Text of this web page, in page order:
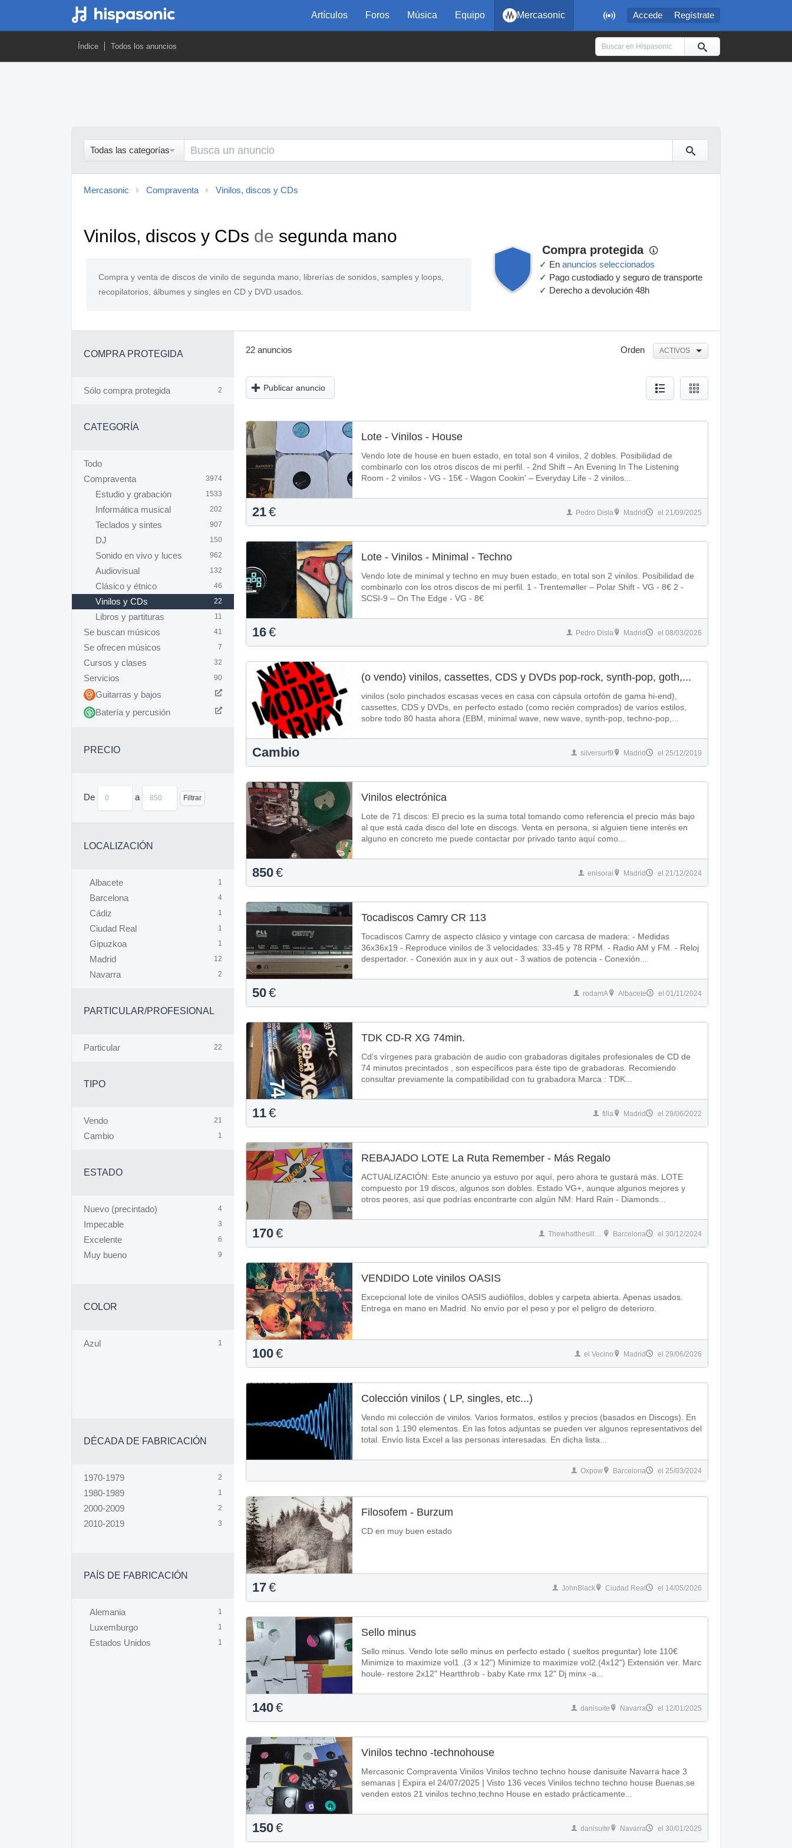
 Accede Regístrate
Artículos Foros Música Equipo Mercasonic
Índice Todos los anuncios
Todas las categorías
Mercasonic Compraventa Vinilos, discos y CDs
Vinilos, discos y CDs de segunda mano
Compra y venta de discos de vinilo de segunda mano, librerías de sonidos, samples y loops,
recopilatorios, álbumes y singles en CD y DVD usados.
Compra protegida
✓ En anuncios seleccionados
✓ Pago custodiado y seguro de transporte
✓ Derecho a devolución 48h
Orden ACTIVOS
22 anuncios
Publicar anuncio
Lote - Vinilos - House
Vendo lote de house en buen estado, en total son 4 vinilos, 2 dobles. Posibilidad de
combinarlo con los otros discos de mi perfil. - 2nd Shift ‎– An Evening In The Listening
Room - 2 vinilos - VG - 15€ - Wagon Cookin' ‎– Everyday Life - 2 vinilos...
21€ Pedro Disla Madrid el 21/09/2025
Lote - Vinilos - Minimal - Techno
Vendo lote de minimal y techno en muy buen estado, en total son 2 vinilos. Posibilidad de
combinarlo con los otros discos de mi perfil. 1 - Trentemøller ‎– Polar Shift - VG - 8€ 2 -
SCSI-9 ‎– On The Edge - VG - 8€
16€ Pedro Disla Madrid el 08/03/2026
(o vendo) vinilos, cassettes, CDS y DVDs pop-rock, synth-pop, goth,...
vinilos (solo pinchados escasas veces en casa con cápsula ortofón de gama hi-end),
cassettes, CDS y DVDs, en perfecto estado (como recién comprados) de varios estilos,
sobre todo 80 hasta ahora (EBM, minimal wave, new wave, synth-pop, techno-pop,...
Cambio silversurf9 Madrid el 25/12/2019
Vinilos electrónica
Lote de 71 discos: El precio es la suma total tomando como referencia el precio más bajo
al que está cada disco del lote en discogs. Venta en persona, si alguien tiene interés en
alguno en concreto me puede contactar por privado tanto aquí como...
850€ enisorai Madrid el 21/12/2024
Tocadiscos Camry CR 113
Tocadiscos Camry de aspecto clásico y vintage con carcasa de madera: - Medidas
36x36x19 - Reproduce vinilos de 3 velocidades: 33-45 y 78 RPM. - Radio AM y FM. - Reloj
despertador. - Conexión aux in y aux out - 3 watios de potencia - Conexión...
50€ rodamA Albacete el 01/11/2024
TDK CD-R XG 74min.
Cd's vírgenes para grabación de audio con grabadoras digitales profesionales de CD de
74 minutos precintados , son específicos para éste tipo de grabadoras. Recomiendo
consultar previamente la compatibilidad con tu grabadora Marca : TDK...
11€ filla Madrid el 29/06/2022
REBAJADO LOTE La Ruta Remember - Más Regalo
ACTUALIZACIÓN: Este anuncio ya estuvo por aquí, pero ahora te gustará más. LOTE
compuesto por 19 discos, algunos son dobles. Estado VG+, aunque algunos mejores y
otros peores, así que podrías encontrarte con algún NM: Hard Rain - Diamonds...
170€ Thewhatthesillyfaqs Barcelona el 30/12/2024
VENDIDO Lote vinilos OASIS
Excepcional lote de vinilos OASIS audiófilos, dobles y carpeta abierta. Apenas usados.
Entrega en mano en Madrid. No envío por el peso y por el peligro de deterioro.
100€ el Vecino Madrid el 29/06/2026
Colección vinilos ( LP, singles, etc...)
Vendo mi colección de vinilos. Varios formatos, estilos y precios (basados en Discogs). En
total son 1.190 elementos. En las fotos adjuntas se pueden ver algunos representativos del
total. Envío lista Excel a las personas interesadas. En dicha lista...
Oxpow Barcelona el 25/03/2024
Filosofem - Burzum
CD en muy buen estado
17€ JohnBlack Ciudad Real el 14/05/2026
Sello minus
Sello minus. Vendo lote sello minus en perfecto estado ( sueltos preguntar) lote 110€
Minimize to maximize vol1 .(3 x 12") Minimize to maximize vol2.(4x12") Extensión ver. Marc
houle- restore 2x12" Heartthrob - baby Kate rmx 12" Dj minx -a...
140€ danisuite Navarra el 12/01/2025
Vinilos techno -technohouse
Mercasonic Compraventa Vinilos Vinilos techno techno house danisuite Navarra hace 3
semanas | Expira el 24/07/2025 | Visto 136 veces Vinilos techno techno house Buenas,se
venden estos 21 vinilos techno,techno House en estado prácticamente...
150€ danisuite Navarra el 30/01/2025
COMPRA PROTEGIDA
2
Sólo compra protegida
CATEGORÍA
Todo
3974
Compraventa
1533
Estudio y grabación
202
Informática musical
907
Teclados y sintes
150
DJ
962
Sonido en vivo y luces
132
Audiovisual
46
Clásico y étnico
22
Vinilos y CDs
11
Libros y partituras
41
Se buscan músicos
7
Se ofrecen músicos
32
Cursos y clases
90
Servicios
Guitarras y bajos
Batería y percusión
PRECIO
De a Filtrar
LOCALIZACIÓN
1
Albacete
4
Barcelona
1
Cádiz
1
Ciudad Real
1
Gipuzkoa
12
Madrid
2
Navarra
PARTICULAR/PROFESIONAL
22
Particular
TIPO
21
Vendo
1
Cambio
ESTADO
4
Nuevo (precintado)
3
Impecable
6
Excelente
9
Muy bueno
COLOR
1
Azul
DÉCADA DE FABRICACIÓN
2
1970-1979
1
1980-1989
2
2000-2009
3
2010-2019
PAÍS DE FABRICACIÓN
1
Alemania
1
Luxemburgo
1
Estados Unidos